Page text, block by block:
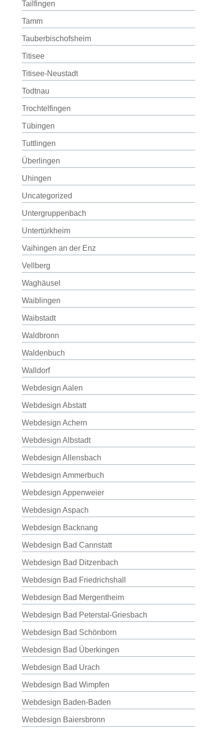
Tailfingen
Tamm
Tauberbischofsheim
Titisee
Titisee-Neustadt
Todtnau
Trochtelfingen
Tübingen
Tuttlingen
Überlingen
Uhingen
Uncategorized
Untergruppenbach
Untertürkheim
Vaihingen an der Enz
Vellberg
Waghäusel
Waiblingen
Waibstadt
Waldbronn
Waldenbuch
Walldorf
Webdesign Aalen
Webdesign Abstatt
Webdesign Achern
Webdesign Albstadt
Webdesign Allensbach
Webdesign Ammerbuch
Webdesign Appenweier
Webdesign Aspach
Webdesign Backnang
Webdesign Bad Cannstatt
Webdesign Bad Ditzenbach
Webdesign Bad Friedrichshall
Webdesign Bad Mergentheim
Webdesign Bad Peterstal-Griesbach
Webdesign Bad Schönborn
Webdesign Bad Überkingen
Webdesign Bad Urach
Webdesign Bad Wimpfen
Webdesign Baden-Baden
Webdesign Baiersbronn